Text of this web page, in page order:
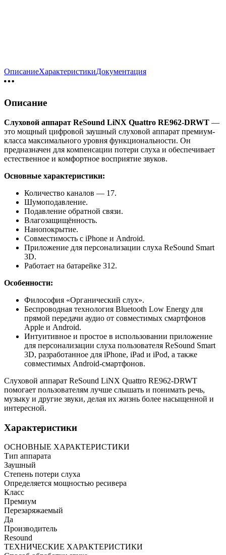
ОписаниеХарактеристикиДокументация
Описание
Слуховой аппарат ReSound LiNX Quattro RE962-DRWT —
это мощный цифровой заушный слуховой аппарат премиум-
класса максимального уровня функциональности. Он
предназначен для компенсации потери слуха и обеспечивает
естественное и комфортное восприятие звуков.
Основные характеристики:
Количество каналов — 17.
Шумоподавление.
Подавление обратной связи.
Влагозащищённость.
Нанопокрытие.
Совместимость с iPhone и Android.
Приложение для персонализации слуха ReSound Smart
3D.
Работает на батарейке 312.
Особенности:
Философия «Органический слух».
Беспроводная технология Bluetooth Low Energy для
прямой передачи аудио от совместимых смартфонов
Apple и Android.
Интуитивное и простое в использовании приложение
для персонализации слуха пользователя ReSound Smart
3D, разработанное для iPhone, iPad и iPod, а также
совместимых Android-смартфонов.
Слуховой аппарат ReSound LiNX Quattro RE962-DRWT
помогает пользователям лучше слышать и понимать речь,
музыку и другие звуки, делая их жизнь более насыщенной и
интересной.
Характеристики
ОСНОВНЫЕ ХАРАКТЕРИСТИКИ
Тип аппарата
Заушный
Степень потери слуха
Определяется мощностью ресивера
Класс
Премиум
Перезаряжаемый
Да
Производитель
Resound
ТЕХНИЧЕСКИЕ ХАРАКТЕРИСТИКИ